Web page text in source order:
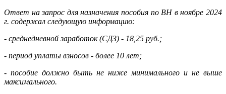
Ответ на запрос для назначения пособия по ВН в ноябре 2024
г. содержал следующую информацию:
- среднедневной заработок (СДЗ) - 18,25 руб.;
- период уплаты взносов - более 10 лет;
- пособие должно быть не ниже минимального и не выше
максимального.